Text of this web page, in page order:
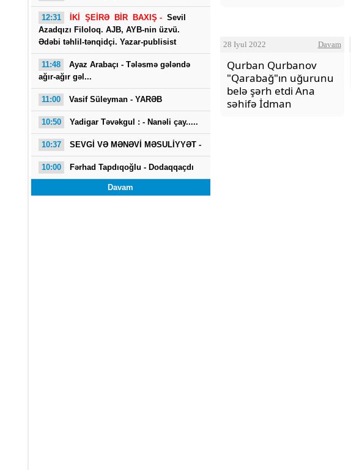
12:31 İKİ ŞEİRƏ BİR BAXIŞ - Sevil
Azadqızı Filoloq. AJB, AYB-nin üzvü.
Ədəbi təhlil-tənqidçi. Yazar-publisist
11:48
Ayaz Arabaçı - Tələsmə gələndə
ağır-ağır gəl...
11:00 Vasif Süleyman - YARƏB
10:50 Yadigar Təvəkgul : - Nanəli çay.....
10:37 SEVGİ VƏ MƏNƏVİ MƏSULİYYƏT -
10:00 Fərhad Tapdıqoğlu - Dodaqqaçdı
Davam
28 Iyul 2022 Davam
Qurban Qurbanov
"Qarabağ"ın uğurunu
belə şərh etdi Ana
səhifə İdman